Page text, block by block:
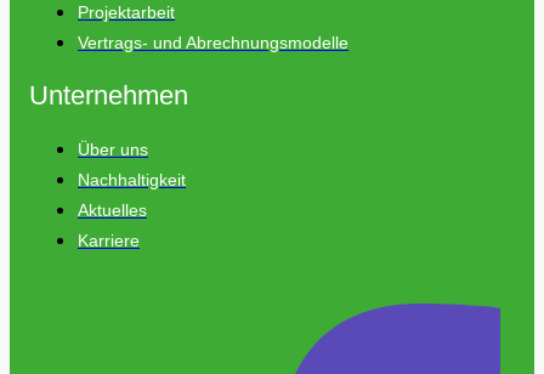
Projektarbeit
Vertrags- und Abrechnungsmodelle
Unternehmen
Über uns
Nachhaltigkeit
Aktuelles
Karriere